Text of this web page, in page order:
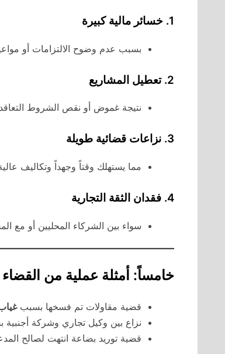
1. خسائر مالية كبيرة
بسبب عدم وضوح الالتزامات أو
2. تعطيل المشاريع
نتيجة غموض أو نقص الشروط
3. نزاعات قضائية طويلة
مما يستهلك وقتاً وجهداً وتكاليف
4. فقدان الثقة التجارية
سواء بين الشركاء المحليين أو مع
خامساً: أمثلة عملية من
قضية مقاولات تم فسخها بسبب
نزاع بين وكيل تجاري وشركة أجنبية
قضية توريد بضاعة انتهت لصالح